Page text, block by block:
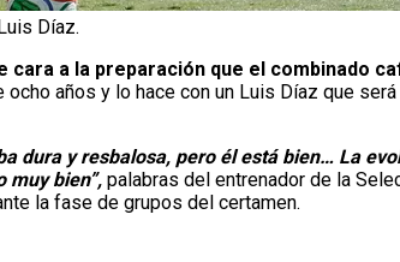
Díaz.
a la preparación que el combinado
años y lo hace con un Luis Díaz que será
dura y resbalosa, pero él está bien… La
muy bien”, palabras del entrenador de la
la fase de grupos del certamen.